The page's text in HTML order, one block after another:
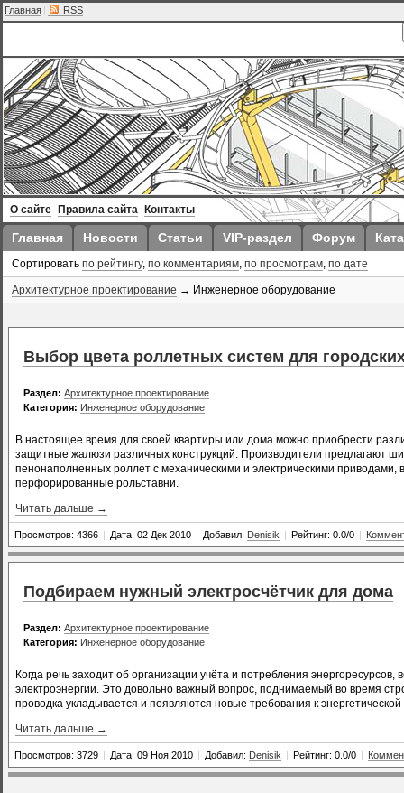
Главная | RSS
О сайте Правила сайта Контакты
Главная Новости Статьи VIP-раздел Форум
Сортировать по рейтингу, по комментариям, по просмотрам, по дате
Архитектурное проектирование → Инженерное оборудование
Выбор цвета роллетных систем для
Раздел: Архитектурное проектирование
Категория: Инженерное оборудование
В настоящее время для своей квартиры или дома можно приобрести
защитные жалюзи различных конструкций. Производители предлагают
пенонаполненных роллет с механическими и электрическими приводами,
перфорированные рольставни.
Читать дальше →
Просмотров: 4366 | Дата: 02 Дек 2010 | Добавил: Denisik | Рейтинг: 0.0/0 |
Подбираем нужный электросчётчик для дома
Раздел: Архитектурное проектирование
Категория: Инженерное оборудование
Когда речь заходит об организации учёта и потребления энергоресурсов,
электроэнергии. Это довольно важный вопрос, поднимаемый во время
проводка укладывается и появляются новые требования к
Читать дальше →
Просмотров: 3729 | Дата: 09 Ноя 2010 | Добавил: Denisik | Рейтинг: 0.0/0 |